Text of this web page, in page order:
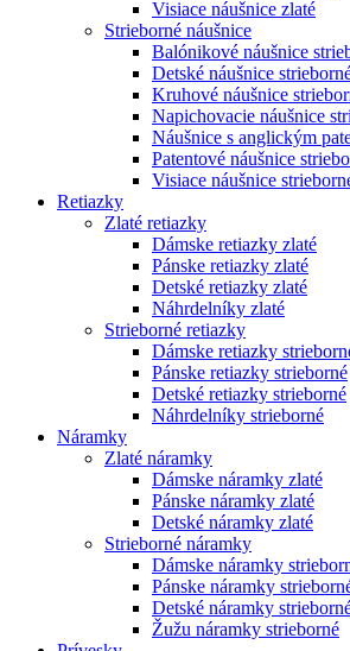
Visiace náušnice zlaté
Strieborné náušnice
Balónikové náušnice
Detské náušnice
Kruhové náušnice
Napichovacie náušnice
Náušnice s anglickým
Patentové náušnice
Visiace náušnice
Retiazky
Zlaté retiazky
Dámske retiazky zlaté
Pánske retiazky zlaté
Detské retiazky zlaté
Náhrdelníky zlaté
Strieborné retiazky
Dámske retiazky
Pánske retiazky strieborné
Detské retiazky strieborné
Náhrdelníky strieborné
Náramky
Zlaté náramky
Dámske náramky zlaté
Pánske náramky zlaté
Detské náramky zlaté
Strieborné náramky
Dámske náramky
Pánske náramky
Detské náramky
Žužu náramky strieborné